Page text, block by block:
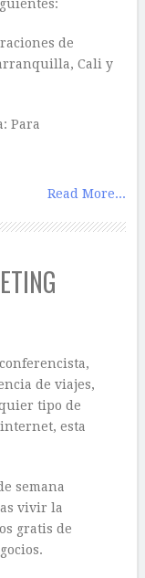
de
Cali y
Para
Read More...
de viajes,
tipo de
esta
semana
vivir la
gratis de